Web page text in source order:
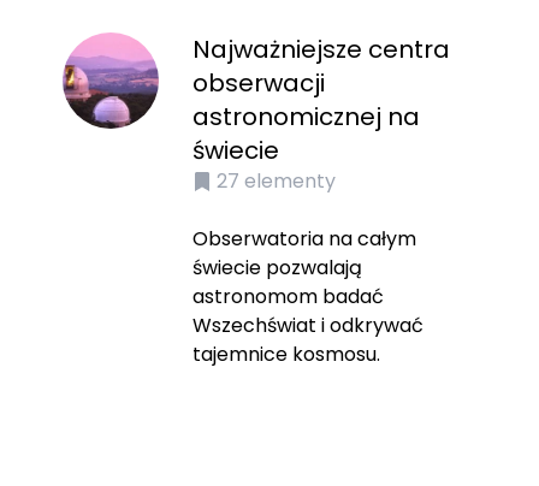
Najważniejsze centra
obserwacji
astronomicznej na
świecie
27 elementy
Obserwatoria na całym
świecie pozwalają
astronomom badać
Wszechświat i odkrywać
tajemnice kosmosu.